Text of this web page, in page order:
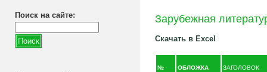
Поиск на сайте: Зарубежная
Скачать в Excel
№ ОБЛОЖКА ЗАГОЛОВОК